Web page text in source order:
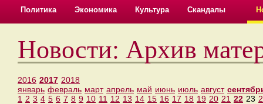
Политика Экономика Культура Скандалы
Новости: Архив
2016 2017 2018
январь февраль март апрель май июнь июль август
1 2 3 4 5 6 7 8 9 10 11 12 13 14 15 16 17 18 19 20 21 22 23